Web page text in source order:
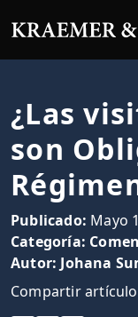
¿Las
son
Publicado: Mayo
Categoría:
Autor: Johana
Compartir artículo